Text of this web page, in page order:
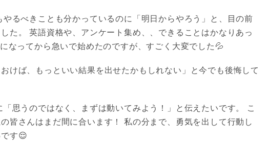
やるべきことも分かっているのに「明日からやろう」と、目の前
た。 英語資格や、アンケート集め、、できることはかなりあっ
なってから急いで始めたのですが、すごく大変でした💦
おけば、もっといい結果を出せたかもしれない」と今でも後悔して
思うのではなく、まずは動いてみよう！」と伝えたいです。 こ
皆さんはまだ間に合います！ 私の分まで、勇気を出して行動し
す😌